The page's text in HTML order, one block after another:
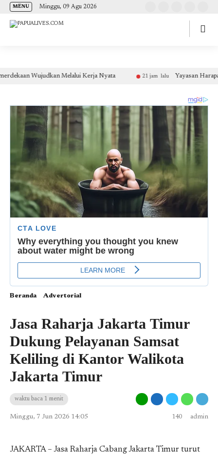
(self.SWG_BASIC = self.SWG_BASIC || []).push( basicSubscriptions => {
basicSubscriptions.init({ type: "NewsArticle", isPartOfType: ["Product"], isPartOfProductId:
MENU Minggu, 09 Agu 2026
Wujudkan Melalui Kerja Nyata 21 jam lalu Yayasan Harapan
Beranda Advertorial
Jasa Raharja Jakarta Timur
Dukung Pelayanan Samsat
Keliling di Kantor Walikota
Jakarta Timur
waktu baca 1 menit
Minggu, 7 Jun 2026 14:05 140 admin
JAKARTA – Jasa Raharja Cabang Jakarta Timur turut